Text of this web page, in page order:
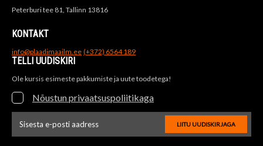
Peterburi tee 81, Tallinn 13816
KONTAKT
info@plaadimaailm.ee (+372) 6564 189
TELLI UUDISKIRI
Ole kursis esimeste pakkumiste ja uute toodetega!
Nõustun privaatsuspoliitikaga
LIITU UUDISKIRJAGA